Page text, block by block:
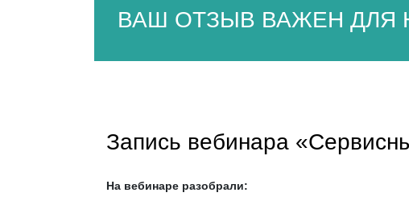
ВАШ ОТЗЫВ ВАЖЕН ДЛЯ
Запись вебинара
На вебинаре разобрали: